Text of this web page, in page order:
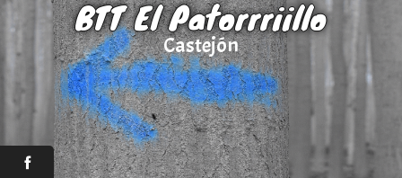
BTT El Patorrriillo
Castejón